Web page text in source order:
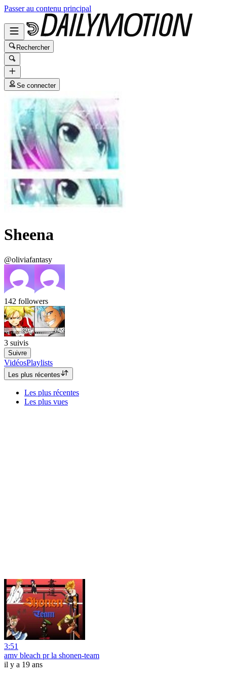
Passer au contenu principal
Rechercher
Se connecter
Sheena
@oliviafantasy
142 followers
3 suivis
Suivre
VidéosPlaylists
Les plus récentes
Les plus récentes
Les plus vues
3:51
amv bleach pr la shonen-team
il y a 19 ans